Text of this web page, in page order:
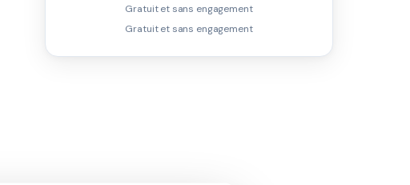
Gratuit et sans engagement
Gratuit et sans engagement